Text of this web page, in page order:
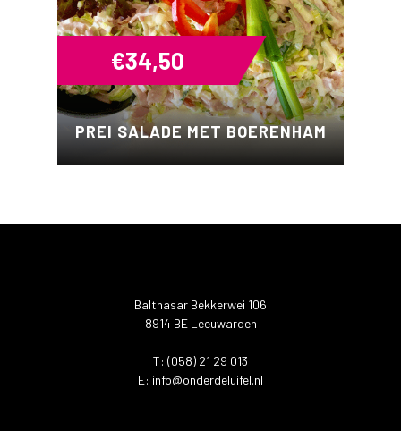
PREI SALADE MET BOERENHAM
€34,50
Balthasar Bekkerwei 106
8914 BE Leeuwarden
T: (058) 21 29 013
E: info@onderdeluifel.nl